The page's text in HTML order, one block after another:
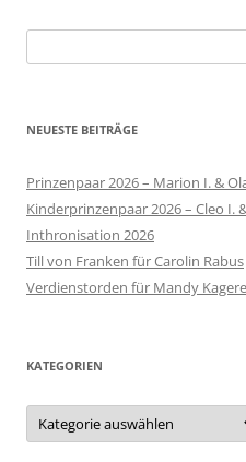
nach:
NEUESTE BEITRÄGE
Prinzenpaar 2026 – Marion I. &
Kinderprinzenpaar 2026 – Cleo I.
Inthronisation 2026
Till von Franken für Carolin Rabus
Verdienstorden für Mandy
KATEGORIEN
Kategorien